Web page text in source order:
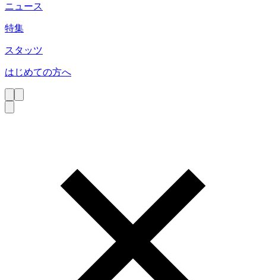
ニュース
特集
スタッツ
はじめての方へ